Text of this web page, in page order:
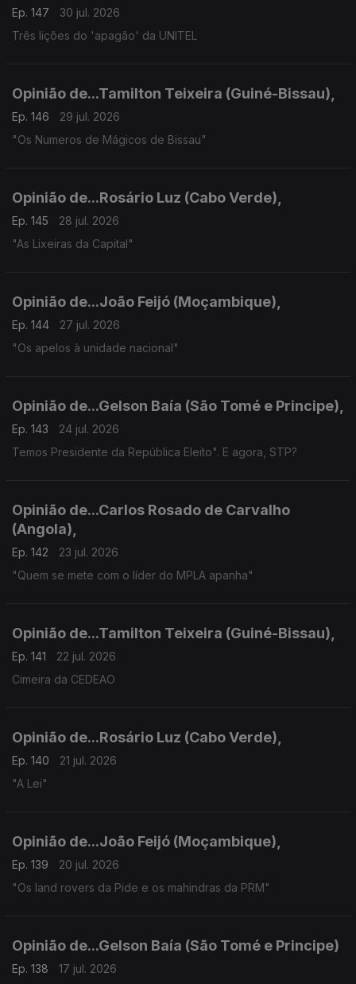
Ep. 147
30 jul. 2026
Três lições do 'apagão' da UNITEL
Opinião de...Tamilton Teixeira (Guiné-Bissau),
Ep. 146
29 jul. 2026
"Os Numeros de Mágicos de Bissau"
Opinião de...Rosário Luz (Cabo Verde),
Ep. 145
28 jul. 2026
"As Lixeiras da Capital"
Opinião de...João Feijó (Moçambique),
Ep. 144
27 jul. 2026
"Os apelos à unidade nacional"
Opinião de...Gelson Baía (São Tomé e Principe),
Ep. 143
24 jul. 2026
Temos Presidente da República Eleito". E agora, STP?
Opinião de...Carlos Rosado de Carvalho
(Angola),
Ep. 142
23 jul. 2026
"Quem se mete com o líder do MPLA apanha"
Opinião de...Tamilton Teixeira (Guiné-Bissau),
Ep. 141
22 jul. 2026
Cimeira da CEDEAO
Opinião de...Rosário Luz (Cabo Verde),
Ep. 140
21 jul. 2026
"A Lei"
Opinião de...João Feijó (Moçambique),
Ep. 139
20 jul. 2026
"Os land rovers da Pide e os mahindras da PRM"
Opinião de...Gelson Baía (São Tomé e Principe)
Ep. 138
17 jul. 2026